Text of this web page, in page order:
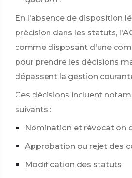
En l'absence de disposition
précision dans les statuts,
comme disposant d'une
pour prendre les décisions
dépassent la gestion
Ces décisions incluent
suivants :
Nomination et révocation
Approbation ou rejet des
Modification des statuts